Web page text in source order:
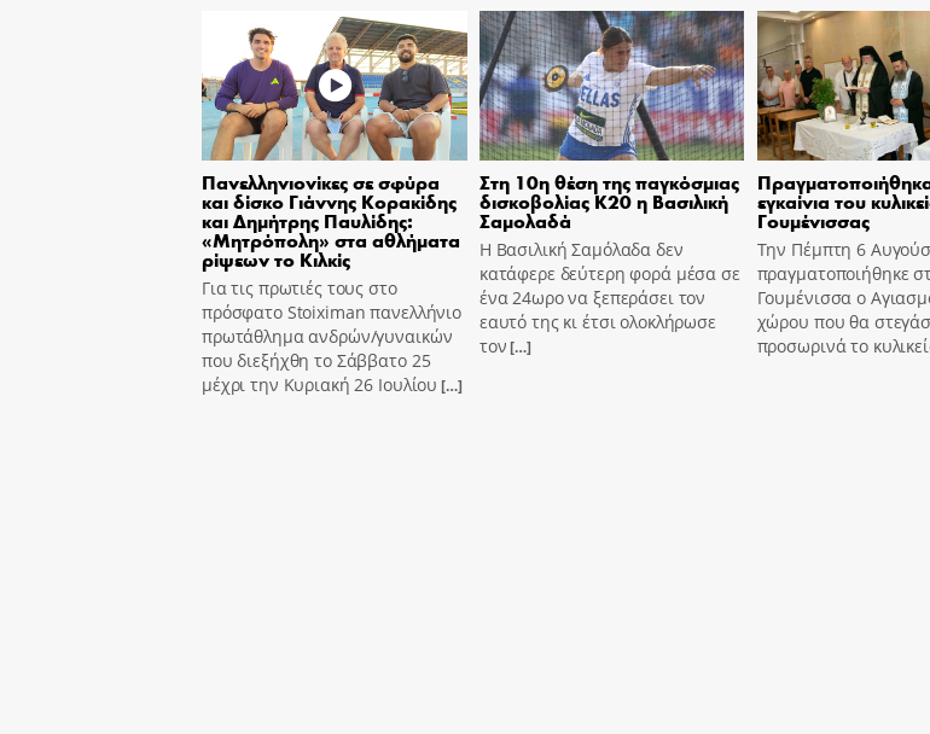
Πανελληνιονίκες σε σφύρα
και δίσκο Γιάννης Κορακίδης
και Δημήτρης Παυλίδης:
«Μητρόπολη» στα αθλήματα
ρίψεων το Κιλκίς
Για τις πρωτιές τους στο
πρόσφατο Stoiximan πανελλήνιο
πρωτάθλημα ανδρών/γυναικών
που διεξήχθη το Σάββατο 25
μέχρι την Κυριακή 26 Ιουλίου […]
Στη 10η θέση της παγκόσμιας
δισκοβολίας Κ20 η Βασιλική
Σαμολαδά
Η Βασιλική Σαμόλαδα δεν
κατάφερε δεύτερη φορά μέσα σε
ένα 24ωρο να ξεπεράσει τον
εαυτό της κι έτσι ολοκλήρωσε
τον[…]
εγκαίνια του
Γουμένισσας
Την Πέμπτη 6
πραγματοποιήθηκε
Γουμένισσα ο
χώρου που θα
προσωρινά το